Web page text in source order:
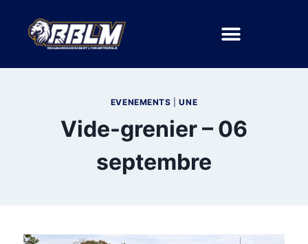
EVENEMENTS |UNE
Vide-grenier – 06
septembre